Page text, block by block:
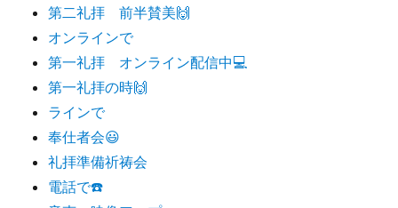
第二礼拝 前半賛美🙌
オンラインで
第一礼拝 オンライン配信中💻
第一礼拝の時🙌
ラインで
奉仕者会😃
礼拝準備祈祷会
電話で☎️